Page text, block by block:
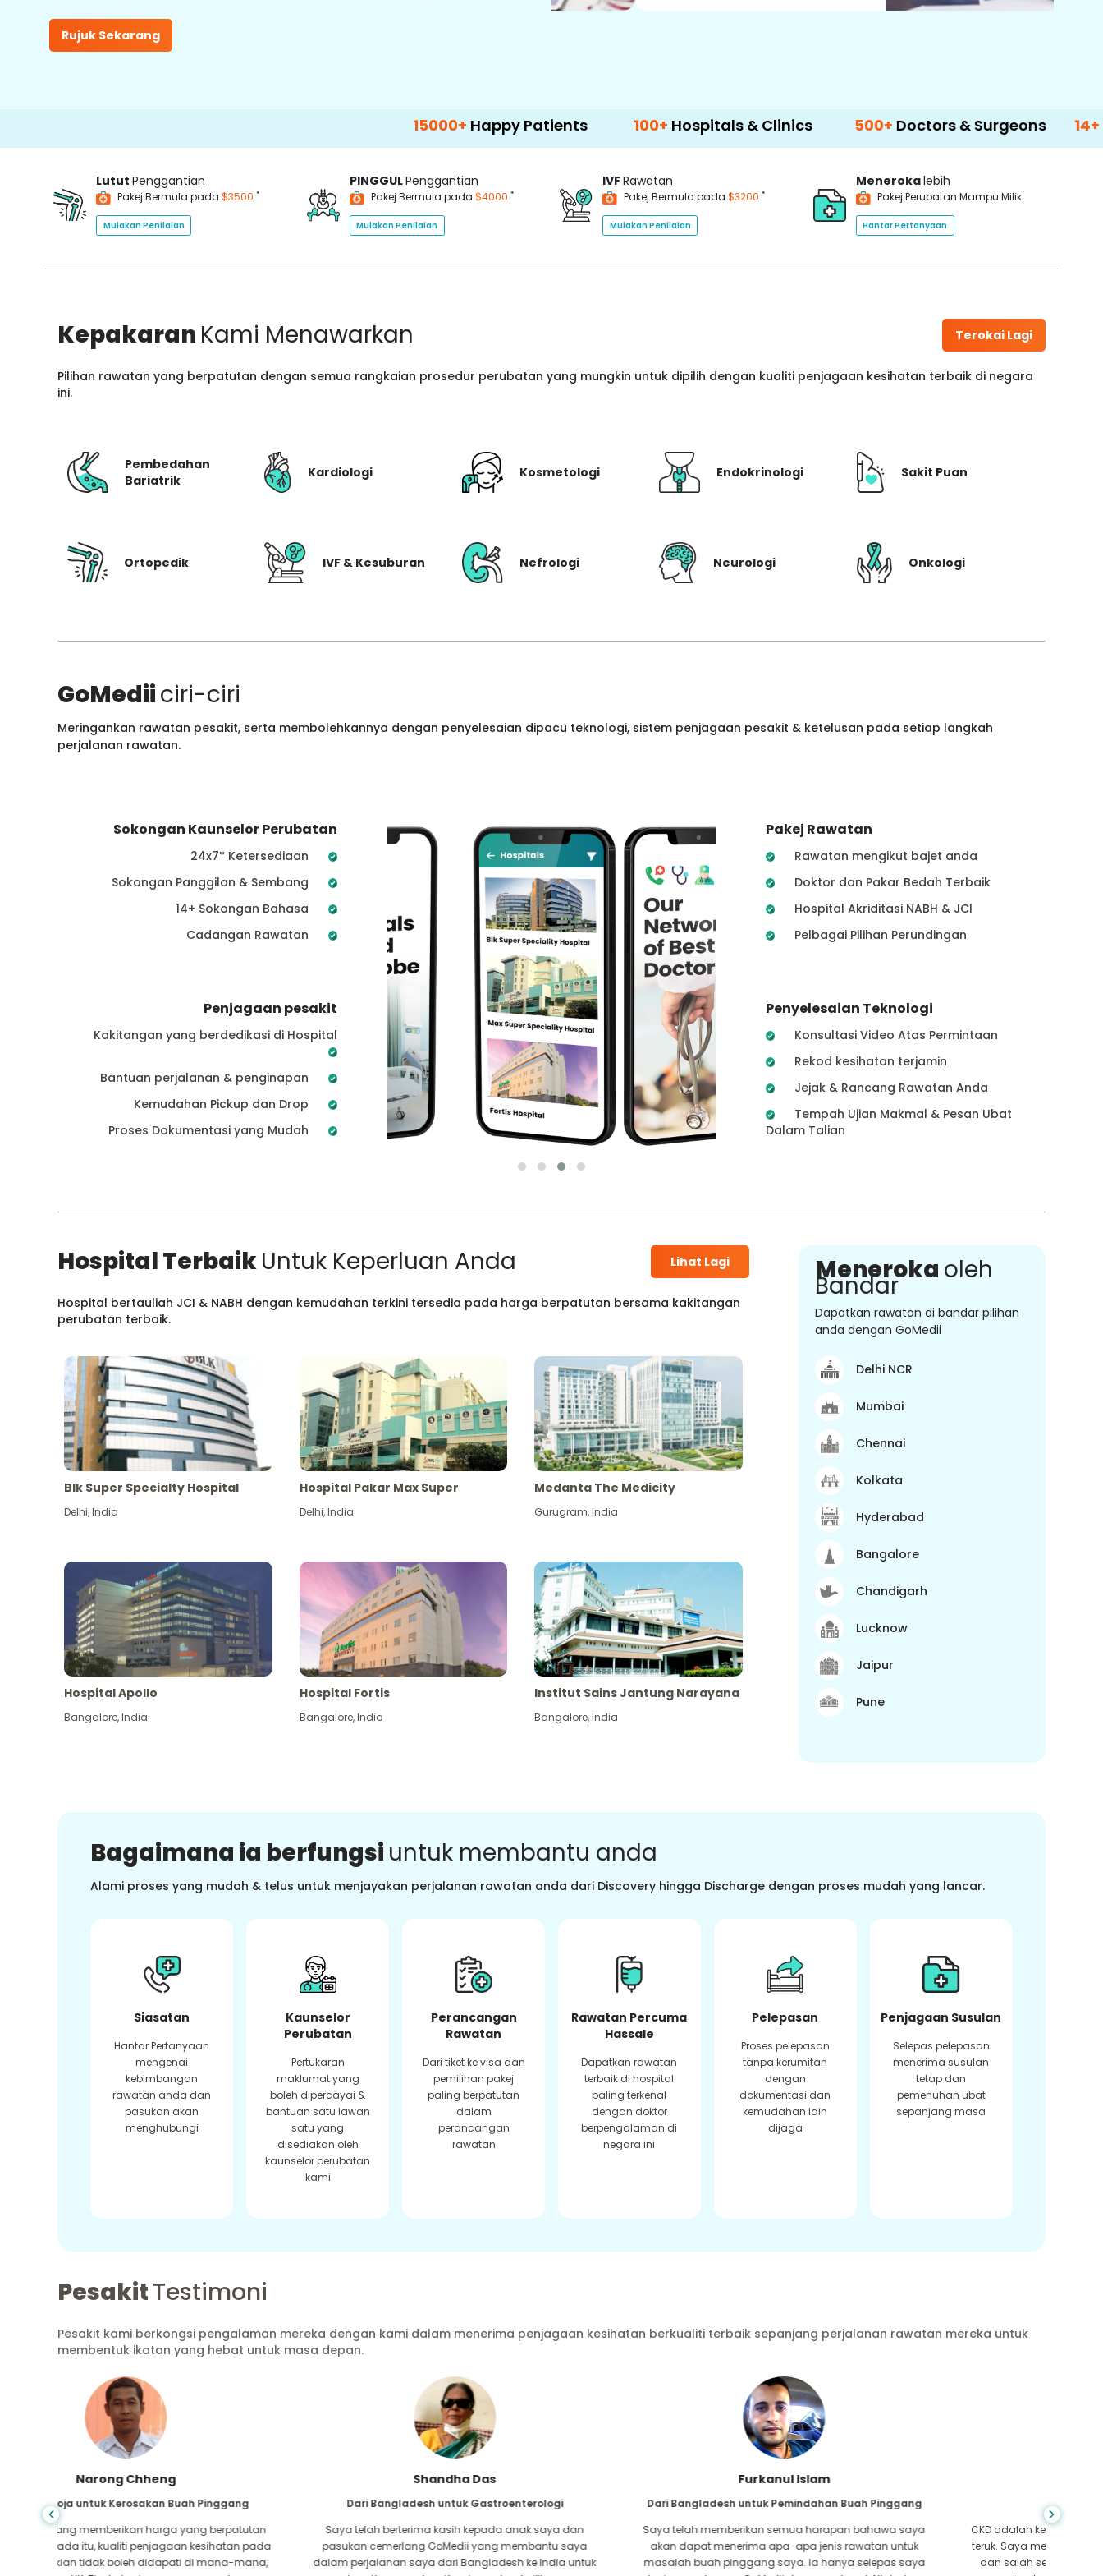
Rujuk Sekarang
Happy Patients 100+ Hospitals & Clinics 500+ Doctors & Surgeons 14+Language
Lutut Penggantian
Pakej Bermula pada $3500 *
Mulakan Penilaian
PINGGULPenggantian
Pakej Bermula pada $4000 *
Mulakan Penilaian
IVFRawatan
Pakej Bermula pada $3200 *
Mulakan Penilaian
Menerokalebih
Pakej Perubatan Mampu Milik
Hantar Pertanyaan
Kepakaran Kami Menawarkan Terokai Lagi
Pilihan rawatan yang berpatutan dengan semua rangkaian prosedur perubatan yang mungkin untuk dipilih dengan kualiti penjagaan kesihatan terbaik di negara
ini.
Pembedahan
Bariatrik
Kardiologi Kosmetologi Endokrinologi Sakit Puan
Ortopedik IVF & Kesuburan Nefrologi Neurologi Onkologi
GoMediiciri-ciri
Meringankan rawatan pesakit, serta membolehkannya dengan penyelesaian dipacu teknologi, sistem penjagaan pesakit & ketelusan pada setiap langkah
perjalanan rawatan.
Sokongan Kaunselor Perubatan
24x7* Ketersediaan
Sokongan Panggilan & Sembang
14+ Sokongan Bahasa
Cadangan Rawatan
Penjagaan pesakit
Kakitangan yang berdedikasi di Hospital
Bantuan perjalanan & penginapan
Kemudahan Pickup dan Drop
Proses Dokumentasi yang Mudah
Pakej Rawatan
Rawatan mengikut bajet anda
Doktor dan Pakar Bedah Terbaik
Hospital Akriditasi NABH & JCI
Pelbagai Pilihan Perundingan
Penyelesaian Teknologi
Konsultasi Video Atas Permintaan
Rekod kesihatan terjamin
Jejak & Rancang Rawatan Anda
Tempah Ujian Makmal & Pesan Ubat
Dalam Talian
Hospital TerbaikUntuk Keperluan Anda Lihat Lagi
Hospital bertauliah JCI & NABH dengan kemudahan terkini tersedia pada harga berpatutan bersama kakitangan
perubatan terbaik.
Blk Super Specialty Hospital
Delhi,India
Hospital Pakar Max Super
Delhi,India
Medanta The Medicity
Gurugram,India
Hospital Apollo
Bangalore,India
Hospital Fortis
Bangalore,India
Institut Sains Jantung Narayana
Bangalore,India
Meneroka oleh
Bandar
Dapatkan rawatan di bandar pilihan
anda dengan GoMedii
Delhi NCR
Mumbai
Chennai
Kolkata
Hyderabad
Bangalore
Chandigarh
Lucknow
Jaipur
Pune
Bagaimana ia berfungsi untuk membantu anda
Alami proses yang mudah & telus untuk menjayakan perjalanan rawatan anda dari Discovery hingga Discharge dengan proses mudah yang lancar.
Siasatan
Hantar Pertanyaan
mengenai
kebimbangan
rawatan anda dan
pasukan akan
menghubungi
Kaunselor
Perubatan
Pertukaran
maklumat yang
boleh dipercayai &
bantuan satu lawan
satu yang
disediakan oleh
kaunselor perubatan
kami
Perancangan
Rawatan
Dari tiket ke visa dan
pemilihan pakej
paling berpatutan
dalam
perancangan
rawatan
Rawatan Percuma
Hassale
Dapatkan rawatan
terbaik di hospital
paling terkenal
dengan doktor
berpengalaman di
negara ini
Pelepasan
Proses pelepasan
tanpa kerumitan
dengan
dokumentasi dan
kemudahan lain
dijaga
Penjagaan Susulan
Selepas pelepasan
menerima susulan
tetap dan
pemenuhan ubat
sepanjang masa
PesakitTestimoni
Pesakit kami berkongsi pengalaman mereka dengan kami dalam menerima penjagaan kesihatan berkualiti terbaik sepanjang perjalanan rawatan mereka untuk
membentuk ikatan yang hebat untuk masa depan.
Dari Bangladesh untuk Gastroenterologi
Saya telah berterima kasih kepada anak saya dan
pasukan cemerlang GoMedii yang membantu saya
dalam perjalanan saya dari Bangladesh ke India untuk
Dari Bangladesh untuk Pemindahan Buah Pinggang
Saya telah memberikan semua harapan bahawa saya
akan dapat menerima apa-apa jenis rawatan untuk
masalah buah pinggang saya. Ia hanya selepas saya
Dari Kemboja untuk CKD
CKD adalah keadaan seumur hidup yang menjadi lebih
teruk. Saya mengalaminya lama dan akhirnya GoMedii
dan salah seorang rakan kongsi mereka di Kemboja